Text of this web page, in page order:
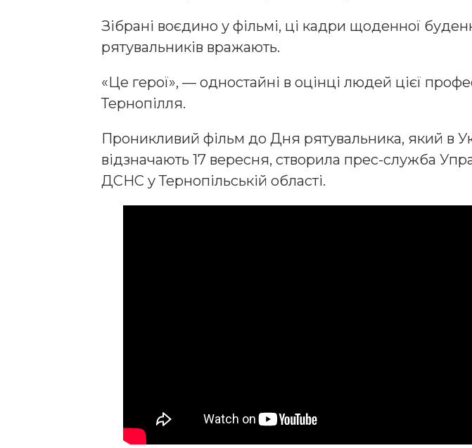
Зібрані воєдино у фільмі, ці кадри щоденної
рятувальників вражають.
«Це герої», — одностайні в оцінці людей цієї
Тернопілля.
Проникливий фільм до Дня рятувальника, який в
відзначають 17 вересня, створила прес-служба
ДСНС у Тернопільській області.